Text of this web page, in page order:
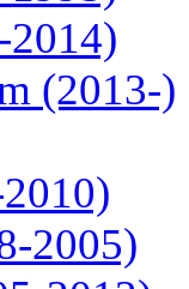
2014)
(2013-)
2005)